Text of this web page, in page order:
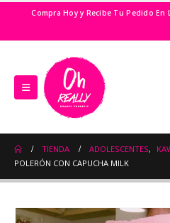
Compra Hoy y Recibe Tu Pedido En
TIENDA ADOLESCENTES,
POLERÓN CON CAPUCHA MILK